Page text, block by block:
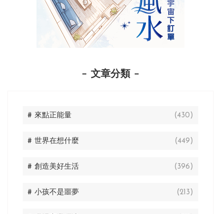
文章分類
# 來點正能量 (430)
# 世界在想什麼 (449)
# 創造美好生活 (396)
# 小孩不是噩夢 (213)